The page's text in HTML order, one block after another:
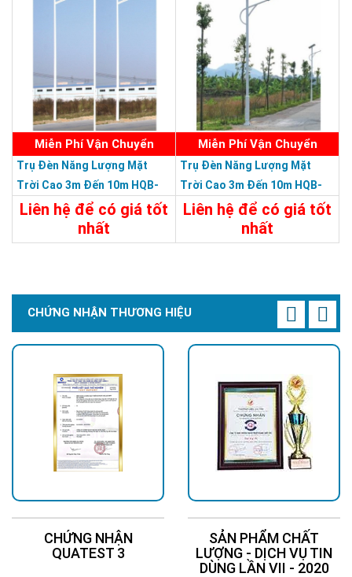
Miễn Phí Vận Chuyển
Trụ Đèn Năng Lượng Mặt
Trời Cao 3m Đến 10m HQB-
27L0310M - Trụ Đèn Lắp Ráp
Đa Năng Chiều Cao 3m Đến
10m
Liên hệ để có giá tốt
nhất
Miễn Phí Vận Chuyển
Trụ Đèn Năng Lượng Mặt
Trời Cao 3m Đến 10m HQB-
26L0310M - Trụ Đèn Lắp Ráp
Đa Năng Chiều Cao 3m Đến
10m
Liên hệ để có giá tốt
nhất
CHỨNG NHẬN THƯƠNG HIỆU
CHỨNG NHẬN
QUATEST 3
SẢN PHẨM CHẤT
LƯỢNG - DỊCH VỤ TIN
DÙNG LẦN VII - 2020